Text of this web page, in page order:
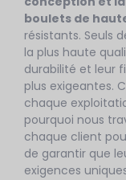
boulets de
résistants. Seuls
la plus haute
durabilité et leur
plus exigeantes.
chaque
pourquoi nous
chaque client
de garantir que
exigences